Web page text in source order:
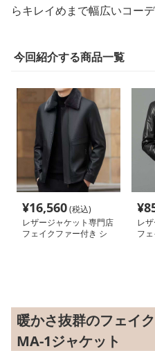
らキレイめまで幅広いコー
今回紹介する商品一覧
¥16,560(税込)
レザージャケット専門店
フェイクファー付き シ
¥
レ
フ
暖かさ抜群のフェイ
MA-1ジャケット